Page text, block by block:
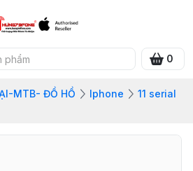
0
MTB- ĐỒ HỒ Iphone
11 serial